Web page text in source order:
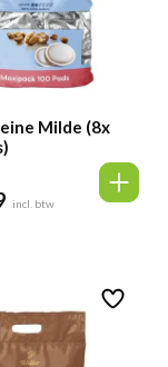
Milde (8x
incl. btw